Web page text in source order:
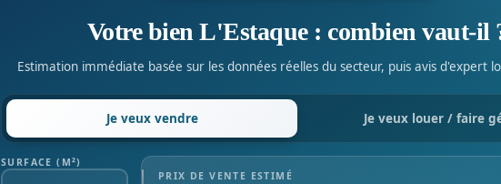
Votre bien L'Estaque : combien vaut-il
Estimation immédiate basée sur les données réelles du secteur, puis avis d'expert
Je veux vendre Je veux louer / faire
SURFACE (M²)
PRIX DE VENTE ESTIMÉ